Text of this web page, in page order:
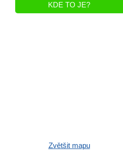
KDE TO JE?
Zvětšit mapu